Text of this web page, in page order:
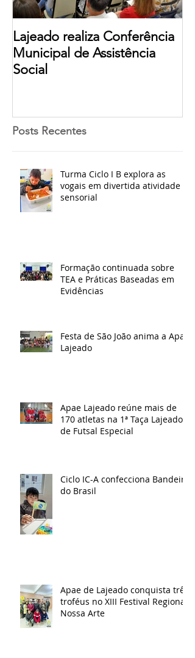
Lajeado realiza Conferência
Municipal de Assistência
Social
Posts Recentes
Turma Ciclo I B explora as
vogais em divertida atividade
sensorial
Formação continuada sobre
TEA e Práticas Baseadas em
Evidências
Festa de São João anima a Apae
Lajeado
Apae Lajeado reúne mais de
170 atletas na 1ª Taça Lajeado
de Futsal Especial
Ciclo IC-A confecciona Bandeira
do Brasil
Apae de Lajeado conquista três
troféus no XIII Festival Regional
Nossa Arte